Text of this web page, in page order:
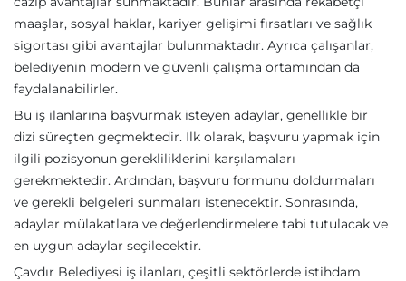
maaşlar, sosyal haklar, kariyer gelişimi fırsatları ve sağlık
sigortası gibi avantajlar bulunmaktadır. Ayrıca çalışanlar,
belediyenin modern ve güvenli çalışma ortamından da
faydalanabilirler.
Bu iş ilanlarına başvurmak isteyen adaylar, genellikle bir
dizi süreçten geçmektedir. İlk olarak, başvuru yapmak için
ilgili pozisyonun gerekliliklerini karşılamaları
gerekmektedir. Ardından, başvuru formunu doldurmaları
ve gerekli belgeleri sunmaları istenecektir. Sonrasında,
adaylar mülakatlara ve değerlendirmelere tabi tutulacak ve
en uygun adaylar seçilecektir.
Çavdır Belediyesi iş ilanları, çeşitli sektörlerde istihdam